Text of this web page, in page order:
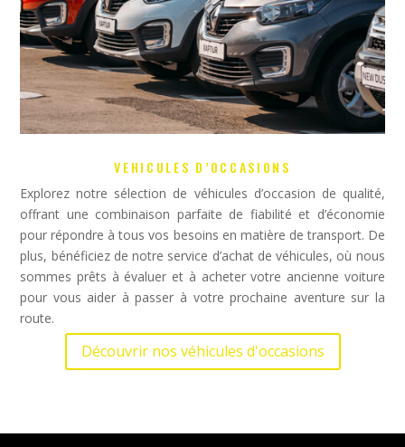
VEHICULES D’OCCASIONS
Explorez notre sélection de véhicules d’occasion de qualité,
offrant une combinaison parfaite de fiabilité et d’économie
pour répondre à tous vos besoins en matière de transport. De
plus, bénéficiez de notre service d’achat de véhicules, où nous
sommes prêts à évaluer et à acheter votre ancienne voiture
pour vous aider à passer à votre prochaine aventure sur la
route.
Découvrir nos véhicules d'occasions